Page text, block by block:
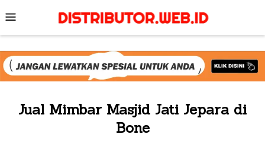
to
content
Mobile
Menu
Jual Mimbar Masjid Jati Jepara di
Bone